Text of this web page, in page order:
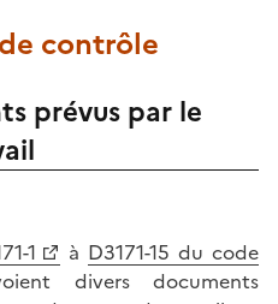
contrôle
prévus par le
1 à D3171-15 du code
divers documents